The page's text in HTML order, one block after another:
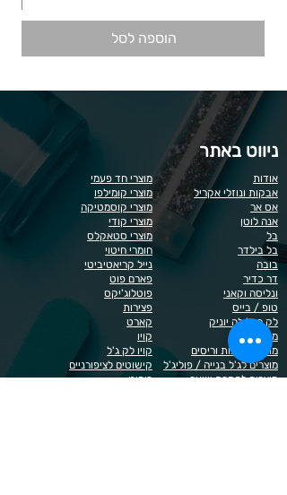
הוספה לסל
ניווט באתר
מוצרי חד פעמי
מוצרי קומילפו
מוצרי קוסמטיקה
מוצרי קודי
מוצרי סטאקלס
חומרי חיטוי
נייל קריאטיביטי
פארם פוט
פוטלוג'יקס
פצירות
קארט
קויו
קויו לק ג'ל
קישוטים לציפורניים
ריהוט
אודות
אבקות ונוזלי אקריל
אס אר
אנה לוטן
בל
בל בילדר
בובה
דר כדיר
ונליסה וקאני
טופ / בייס
לק רגיל לה יוניק
מבצעים
מוצרים לגבות וריסים
מוצרים לג'ל בנייה / פוליג'ל
מוצרים להסרת שיער